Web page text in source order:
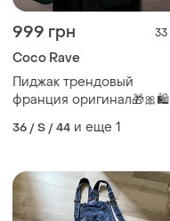
999 грн 33
Coco Rave
Пиджак трендовый
франция оригинал🎁🎀🛍
36 / S / 44 и еще 1